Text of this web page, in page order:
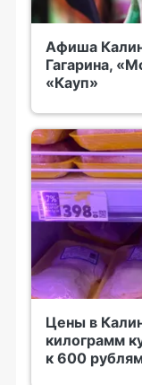
Афиша
Гагарина,
«Кауп»
Цены в
килограмм
к 600